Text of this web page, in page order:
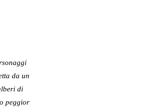
da un
di
peggior